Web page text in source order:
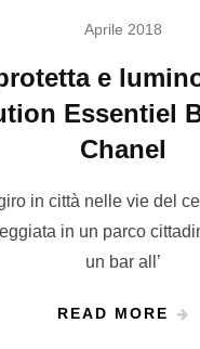
Aprile 2018
e
Essentiel
Chanel
in città nelle vie del
in un parco
un bar all’
READ MORE